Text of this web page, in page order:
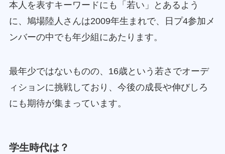
本人を表すキーワードにも「若い」とあるよう
に、鳩場陸人さんは2009年生まれで、日プ4参加メ
ンバーの中でも年少組にあたります。
最年少ではないものの、16歳という若さでオーデ
ィションに挑戦しており、今後の成長や伸びしろ
にも期待が集まっています。
学生時代は？